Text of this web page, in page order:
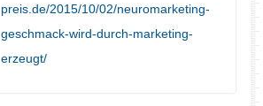
preis.de/2015/10/02/neuromarketing-
geschmack-wird-durch-marketing-
erzeugt/